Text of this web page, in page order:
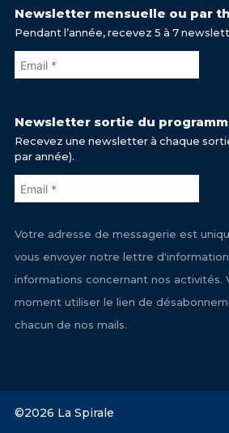
Newsletter mensuelle ou par
Pendant l’année, recevez 5 à 7
Newsletter sortie du
Recevez une newsletter à chaque
par année).
Votre adresse de messagerie est
vous envoyer notre lettre
informations concernant nos activités.
moment utiliser le lien de
chacun de nos mails.
©2026 La Spirale